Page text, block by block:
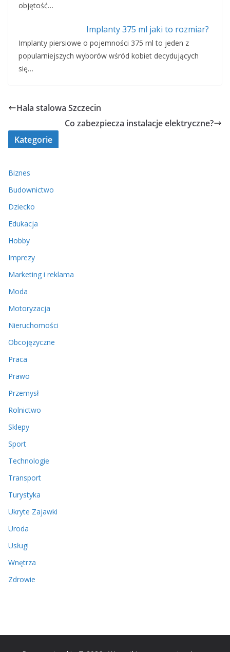
objętość…
Implanty 375 ml jaki to rozmiar?
Implanty piersiowe o pojemności 375 ml to jeden z
popularniejszych wyborów wśród kobiet decydujących
się…
Hala stalowa Szczecin
Co zabezpiecza instalacje elektryczne?
Kategorie
Biznes
Budownictwo
Dziecko
Edukacja
Hobby
Imprezy
Marketing i reklama
Moda
Motoryzacja
Nieruchomości
Obcojęzyczne
Praca
Prawo
Przemysł
Rolnictwo
Sklepy
Sport
Technologie
Transport
Turystyka
Ukryte Zajawki
Uroda
Usługi
Wnętrza
Zdrowie